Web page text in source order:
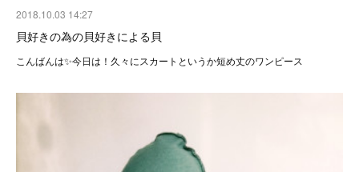
2018.10.03 14:27
貝好きの為の貝好きによる貝
こんばんは✨今日は！久々にスカートというか短め丈のワンピース